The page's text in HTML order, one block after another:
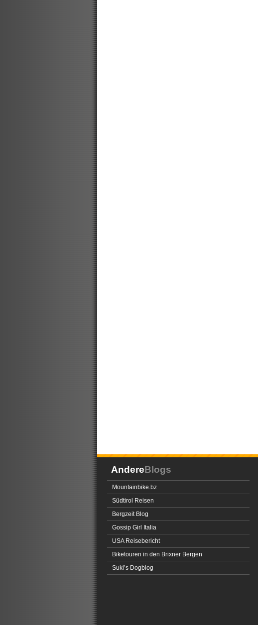
AndereBlogs
Mountainbike.bz
Südtirol Reisen
Bergzeit Blog
Gossip Girl Italia
USA Reisebericht
Biketouren in den Brixner Bergen
Suki’s Dogblog